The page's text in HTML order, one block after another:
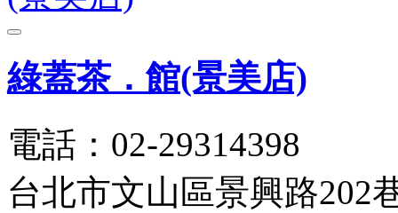
綠蓋茶．館(景美店)
電話：02-29314398
台北市文山區景興路202